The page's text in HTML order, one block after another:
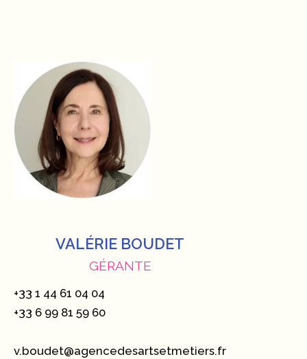
VALÉRIE BOUDET
GÉRANTE
+33 1 44 61 04 04
+33 6 99 81 59 60
v.boudet@agencedesartsetmetiers.fr